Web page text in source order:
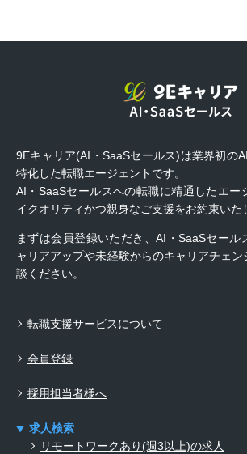
9Eキャリア(AI・SaaSセールス)は業界初の
特化した転職エージェントです。
AI・SaaSセールスへの転職に精通したエー
イクオリティかつ親身なご支援をお約束いた
まずは会員登録いただき、AI・SaaSセール
ャリアアップや未経験からのキャリアチェ
談ください。
転職支援サービスについて
会員登録
採用担当者様へ
求人検索
リモートワークあり(週3以上)の求人